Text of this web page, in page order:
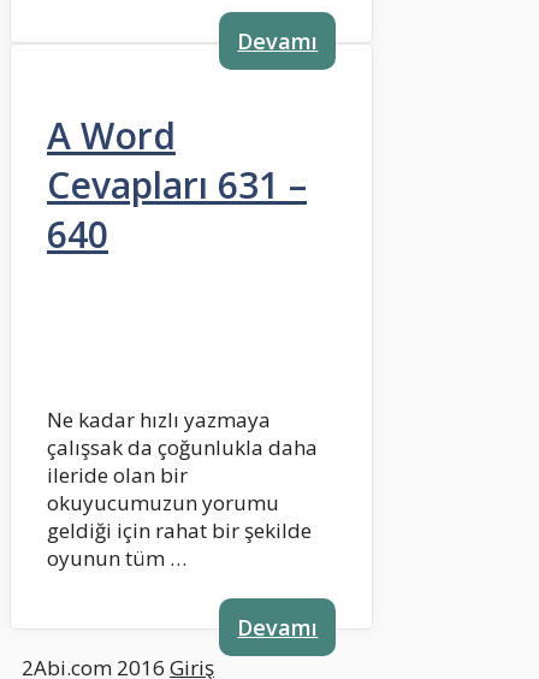
Devamı
A Word
Cevapları 631 –
640
Ne kadar hızlı yazmaya
çalışsak da çoğunlukla daha
ileride olan bir
okuyucumuzun yorumu
geldiği için rahat bir şekilde
oyunun tüm …
Devamı
2Abi.com 2016 Giriş